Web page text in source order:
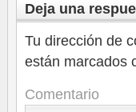
Deja una
Tu dirección de
están marcados
Comentario